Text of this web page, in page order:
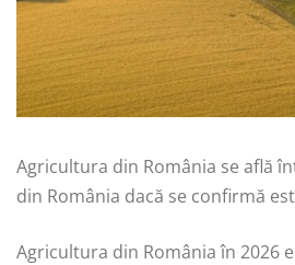
Agricultura din România se află
din România dacă se confirmă
Agricultura din România în 2026